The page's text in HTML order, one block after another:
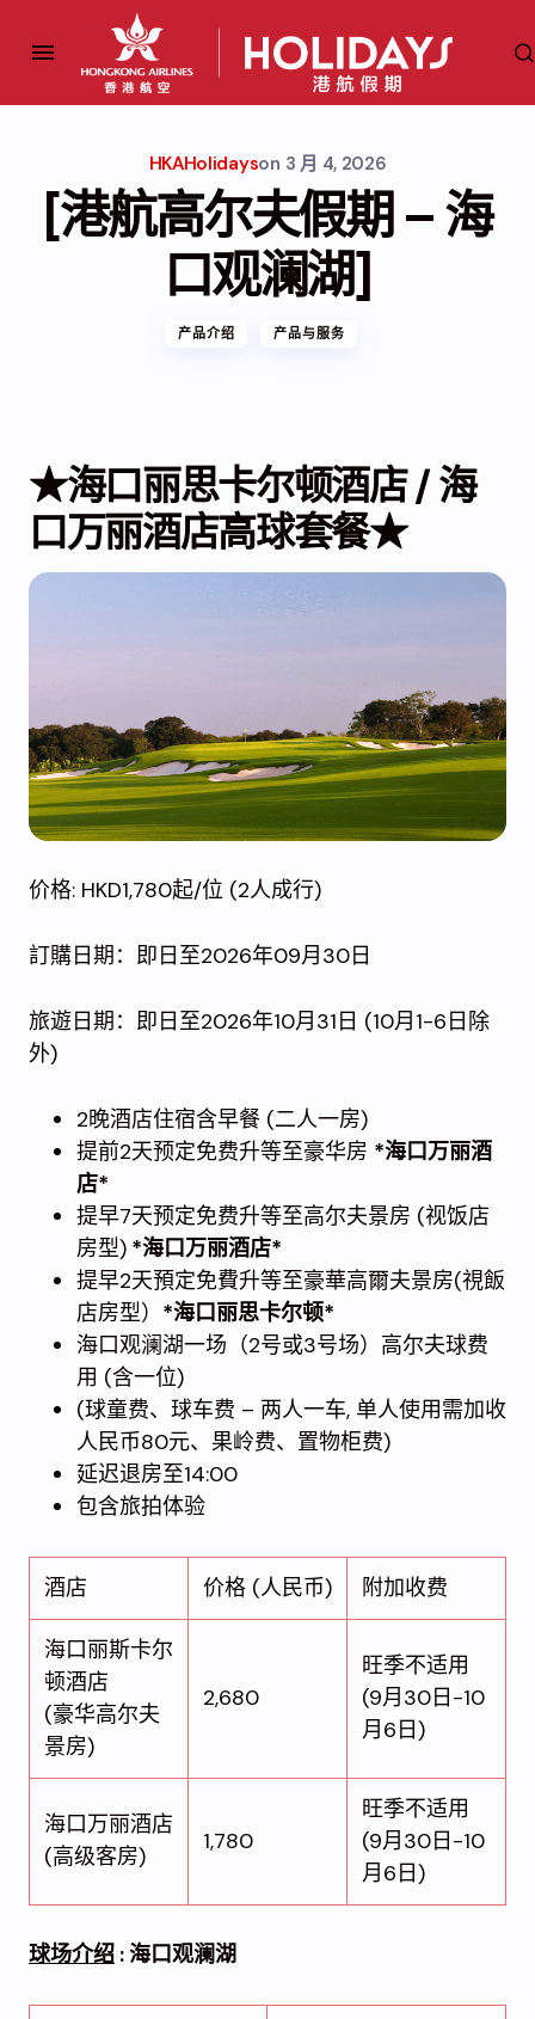
HKAHolidayson 3 月 4, 2026
[港航高尔夫假期 – 海
口观澜湖]
产品介绍 产品与服务
★海口丽思卡尔顿酒店 / 海
口万丽酒店高球套餐★
价格: HKD1,780起/位 (2人成行)
訂購日期：即日至2026年09月30日
旅遊日期：即日至2026年10月31日 (10月1-6日除
外)
2晚酒店住宿含早餐 (二人一房)
提前2天预定免费升等至豪华房 *海口万丽酒
店*
提早7天预定免费升等至高尔夫景房 (视饭店
房型) *海口万丽酒店*
提早2天預定免費升等至豪華高爾夫景房(視飯
店房型） *海口丽思卡尔顿*
海口观澜湖一场（2号或3号场）高尔夫球费
用 (含一位)
(球童费、球车费 – 两人一车, 单人使用需加收
人民币80元、果岭费、置物柜费)
延迟退房至14:00
包含旅拍体验
酒店 价格 (人民币) 附加收费
海口丽斯卡尔
顿酒店
(豪华高尔夫
景房)
2,680
旺季不适用
(9月30日-10
月6日)
海口万丽酒店
(高级客房)
1,780
旺季不适用
(9月30日-10
月6日)
球场介绍 : 海口观澜湖